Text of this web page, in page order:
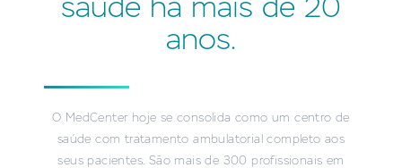
anos.
O MedCenter hoje se consolida como um centro de
saúde com tratamento ambulatorial completo aos
seus pacientes. São mais de 300 profissionais em